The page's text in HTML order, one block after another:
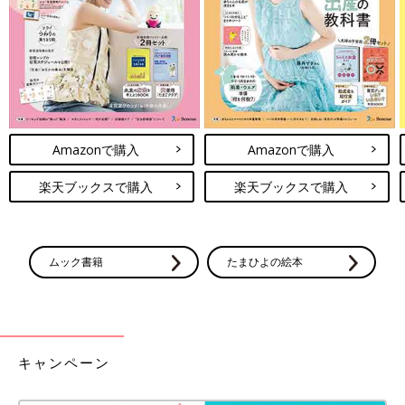
Amazonで購入
楽天ブックスで購入
Amazonで購入
楽天ブックスで購入
ムック書籍 たまひよの絵本
キャンペーン